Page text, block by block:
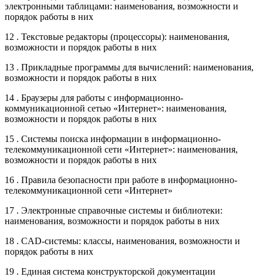
электронными таблицами: наименования, возможности и
порядок работы в них
12 . Текстовые редакторы (процессоры): наименования,
возможности и порядок работы в них
13 . Прикладные программы для вычислений: наименования,
возможности и порядок работы в них
14 . Браузеры для работы с информационно-
коммуникационной сетью «Интернет»: наименования,
возможности и порядок работы в них
15 . Системы поиска информации в информационно-
телекоммуникационной сети «Интернет»: наименования,
возможности и порядок работы в них
16 . Правила безопасности при работе в информационно-
телекоммуникационной сети «Интернет»
17 . Электронные справочные системы и библиотеки:
наименования, возможности и порядок работы в них
18 . CAD-системы: классы, наименования, возможности и
порядок работы в них
19 . Единая система конструкторской документации